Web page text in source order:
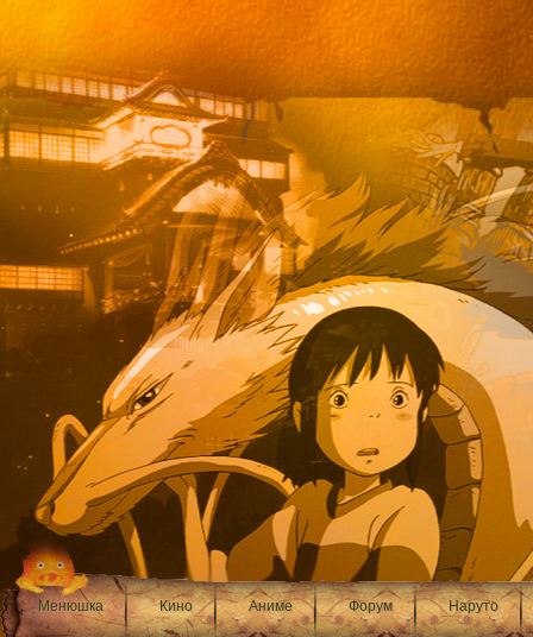
Менюшка Кино Аниме Форум Наруто